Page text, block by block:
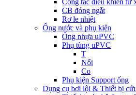
Công tắc điều khiển từ
CB đóng ngắt
Rơ le nhiệt
Ống nước và phụ kiện
Ống nhựa uPVC
Phụ tùng uPVC
T
Nối
Co
Phụ kiện Support ống
Dụng cụ bơi lội & Thiết bị